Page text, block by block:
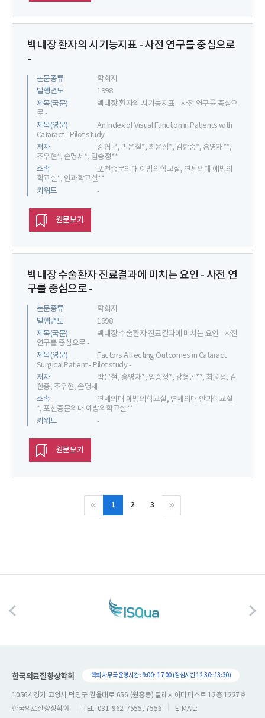
백내장 환자의 시기능지표 - 사전 연구를 중심으로
-
논문종류
학회지
발행년도
1998
제목(국문)
백내장 환자의 시기능지표 - 사전 연구를 중심으
로 -
제목(영문)
An Index of Visual Function in Patients with
Cataract - Pilot study -
저자
강형곤, 박은철*, 최윤정*, 김한중*, 홍영재**,
조우현*, 손명세*, 임승정**
소속
포천중문의대 예방의학교실, 연세의대 예방의
학교실*, 안과학교실**
키워드
-
원문보기
백내장 수술환자 진료결과에 미치는 요인 - 사전 연
구를 중심으로 -
논문종류
학회지
발행년도
1998
제목(국문)
백내장 수술환자 진료결과에 미치는 요인 - 사전
연구를 중심으로 -
제목(영문)
Factors Affecting Outcomes in Cataract
Surgical Patient - Pilot study -
저자
박은철, 홍영재*, 임승정*, 강형곤**, 최윤정, 김
한중, 조우현, 손명세
소속
연세의대 예방의학교실, 연세의대 안과학교실
*, 포천중문의대 예방의학교실**
키워드
-
원문보기
1 2 3
한국의료질향상학회 학회 사무국 운영시간 : 9:00~17:00 (점심시간 12:30~13:30)
10564 경기 고양시 덕양구 권율대로 656 (원흥동) 클래시아더퍼스트 12층 1227호
한국의료질향상학회
TEL: 031-962-7555, 7556 E-MAIL: